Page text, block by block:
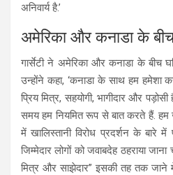
अनिवार्य है.’
अमेरिका और कनाडा के
गार्सेटी ने अमेरिका और कनाडा के बीच
उन्होंने कहा, ‘कनाडा के साथ हम हमेशा
प्रिय मित्र, सहयोगी, भागीदार और
समय हम नियमित रूप से बात करते हैं. हम
में खालिस्तानी विरोध प्रदर्शन के
जिम्मेदार लोगों को जवाबदेह ठहराया
मित्र और साझेदार” इसकी तह तक जाने